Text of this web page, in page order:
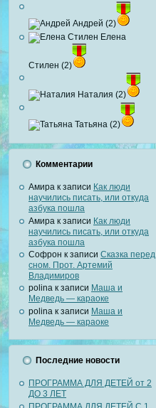
Андрей (2)
Елена
Стилен (2)
Наталия (2)
Татьяна (2)
Комментарии
Амира к записи Как люди
научились писать, или откуда
азбука пошла
Амира к записи Как люди
научились писать, или откуда
азбука пошла
Софрон к записи Сказка перед
сном. Прот. Артемий
Владимиров
polina к записи Маша и
Медведь — караоке
polina к записи Маша и
Медведь — караоке
Последние новости
ПРОГРАММА ДЛЯ ДЕТЕЙ от 2
ДО 3 ЛЕТ